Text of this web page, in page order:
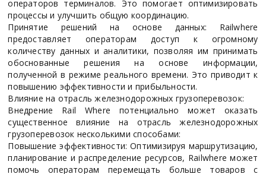
операторов терминалов. Это помогает оптимизировать
процессы и улучшить общую координацию.
Принятие решений на основе данных: Railwhere
предоставляет операторам доступ к огромному
количеству данных и аналитики, позволяя им принимать
обоснованные решения на основе информации,
полученной в режиме реального времени. Это приводит к
повышению эффективности и прибыльности.
Влияние на отрасль железнодорожных грузоперевозок:
Внедрение Rail Where потенциально может оказать
существенное влияние на отрасль железнодорожных
грузоперевозок несколькими способами:
Повышение эффективности: Оптимизируя маршрутизацию,
планирование и распределение ресурсов, Railwhere может
помочь операторам перемещать больше товаров с